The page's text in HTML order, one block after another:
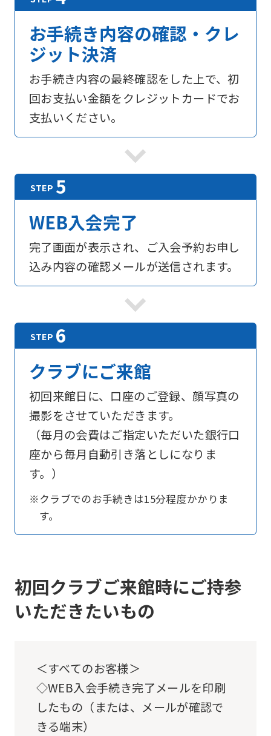
お手続き内容の確認・クレ
ジット決済
お手続き内容の最終確認をした上で、初
回お支払い金額をクレジットカードでお
支払いください。
WEB入会完了
完了画面が表示され、ご入会予約お申し
込み内容の確認メールが送信されます。
クラブにご来館
初回来館日に、口座のご登録、顔写真の
撮影をさせていただきます。
（毎月の会費はご指定いただいた銀行口
座から毎月自動引き落としになりま
す。）
※クラブでのお手続きは15分程度かかりま
す。
初回クラブご来館時にご持参
いただきたいもの
＜すべてのお客様＞
◇WEB入会手続き完了メールを印刷
したもの（または、メールが確認で
きる端末）
For
foreigners
Sports
official
website
is
automatically
into
English.
Click
the
link
below
automatic
to
the
top
if
you
use